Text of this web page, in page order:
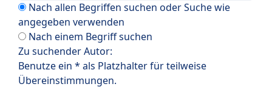
Nach allen Begriffen suchen oder Suche wie
angegeben verwenden
Nach einem Begriff suchen
Zu suchender Autor:
Benutze ein * als Platzhalter für teilweise
Übereinstimmungen.